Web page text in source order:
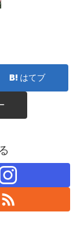
はてブ